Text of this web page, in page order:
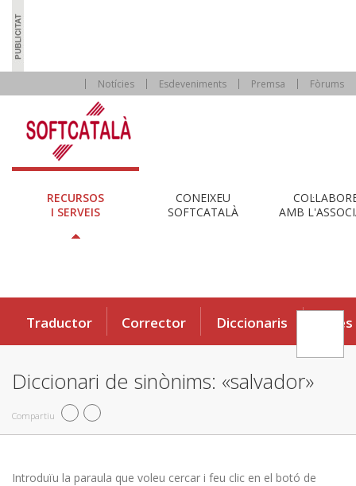
Notícies Esdeveniments Premsa Fòrums
RECURSOS
I SERVEIS
CONEIXEU
SOFTCATALÀ
AMB
Traductor Corrector Diccionaris Eines
Diccionari de sinònims: «salvador»
Compartiu
Introduïu la paraula que voleu cercar i feu clic en el botó de